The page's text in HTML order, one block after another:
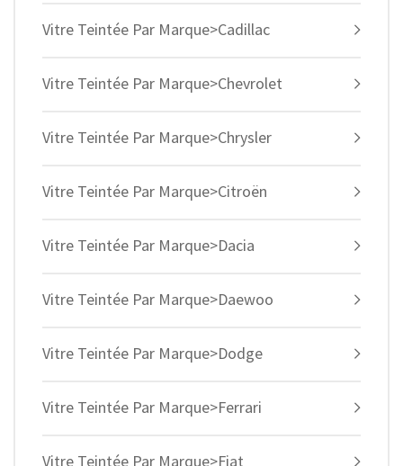
Vitre Teintée Par Marque>Cadillac
Vitre Teintée Par Marque>Chevrolet
Vitre Teintée Par Marque>Chrysler
Vitre Teintée Par Marque>Citroën
Vitre Teintée Par Marque>Dacia
Vitre Teintée Par Marque>Daewoo
Vitre Teintée Par Marque>Dodge
Vitre Teintée Par Marque>Ferrari
Vitre Teintée Par Marque>Fiat